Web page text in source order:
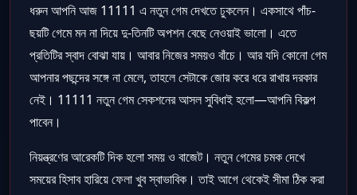
ধরুন আপনি আজ 11111 এ নতুন গেম দেখতে ঢুকলেন। একসাথে পাঁচ-
ছয়টি গেমে মন না দিয়ে দু-তিনটি অপশন বেছে নেওয়াই ভালো। এতে
প্রতিটির স্বাদ বোঝা যায়। আবার নিজের সময়ও বাঁচে। আর যদি কোনো গেম
আপনার পছন্দের সঙ্গে না মেলে, তাহলে সেটাকে জোর করে ধরে রাখার দরকার
নেই। 11111 নতুন গেম সেকশনের আসল সুবিধাই হলো—আপনি বিকল্প
পাবেন।
নিয়ন্ত্রণের আরেকটি দিক হলো সময় ও বাজেট। নতুন গেমের চমক দেখে
সময়ের হিসাব হারিয়ে ফেলা খুব স্বাভাবিক। তাই আগে থেকেই সীমা ঠিক করা